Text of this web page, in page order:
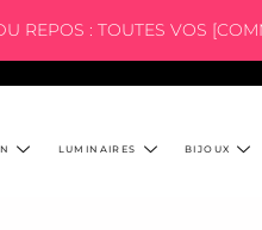
REPOS : TOUTES VOS
LUMINAIRES BIJOUX